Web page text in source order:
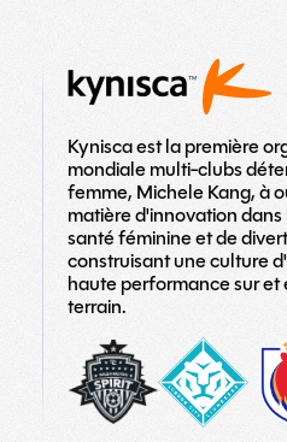
Kynisca est la première
mondiale multi-clubs
femme, Michele Kang, à
matière d'innovation
santé féminine et de
construisant une culture
haute performance sur et
terrain.
washington-
spirit copy